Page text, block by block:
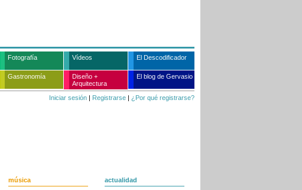
Fotografía Vídeos El Descodificador
Gastronomía
Diseño +
Arquitectura
El blog de Gervasio
Iniciar sesión | Registrarse | ¿Por qué registrarse?
música
actualidad